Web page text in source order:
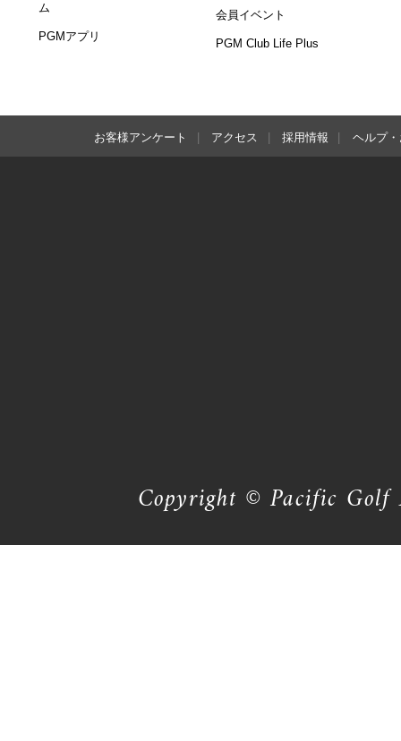
ム
PGMアプリ
会員イベント
PGM Club Life Plus
お客様アンケート アクセス 採用情報 ヘルプ
Copyright © Pacific Golf